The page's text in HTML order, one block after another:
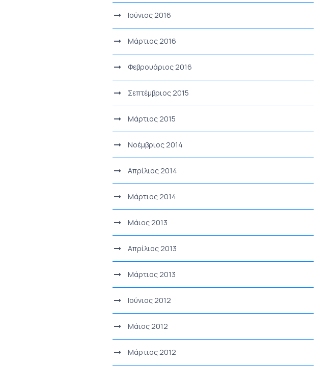
Ιούνιος 2016
Μάρτιος 2016
Φεβρουάριος 2016
Σεπτέμβριος 2015
Μάρτιος 2015
Νοέμβριος 2014
Απρίλιος 2014
Μάρτιος 2014
Μάιος 2013
Απρίλιος 2013
Μάρτιος 2013
Ιούνιος 2012
Μάιος 2012
Μάρτιος 2012